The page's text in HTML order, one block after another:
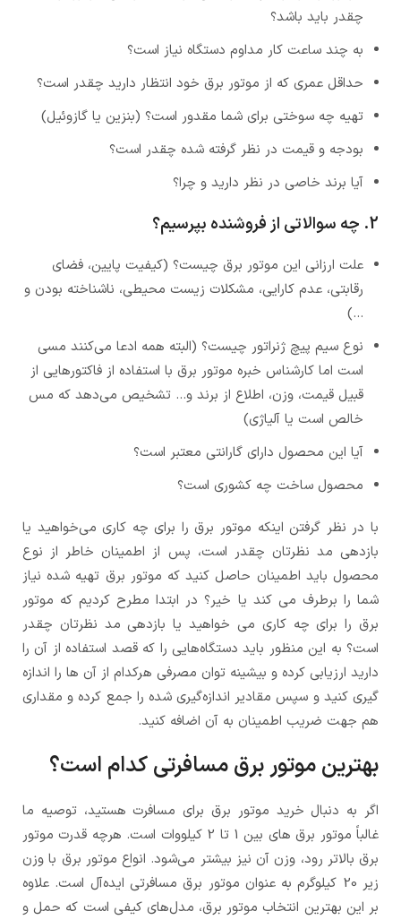
چقدر باید باشد؟
به چند ساعت کار مداوم دستگاه نیاز است؟
حداقل عمری که از موتور برق خود انتظار دارید چقدر است؟
تهیه چه سوختی برای شما مقدور است؟ (بنزین یا گازوئیل)
بودجه و قیمت در نظر گرفته شده چقدر است؟
آیا برند خاصی در نظر دارید و چرا؟
2. چه سوالاتی از فروشنده بپرسیم؟
علت ارزانی این موتور برق چیست؟ (کیفیت پایین، فضای
رقابتی، عدم کارایی، مشکلات زیست محیطی، ناشناخته بودن و
…)
نوع سیم پیچ ژنراتور چیست؟ (البته همه ادعا می‌کنند مسی
است اما کارشناس خبره موتور برق با استفاده از فاکتورهایی از
قبیل قیمت، وزن، اطلاع از برند و… تشخیص می‌دهد که مس
خالص است یا آلیاژی)
آیا این محصول دارای گارانتی معتبر است؟
محصول ساخت چه کشوری است؟
با در نظر گرفتن اینکه موتور برق را برای چه کاری می‌خواهید یا
بازدهی مد نظرتان چقدر است، پس از اطمینان خاطر از نوع
محصول باید اطمینان حاصل کنید که موتور برق تهیه شده نیاز
شما را برطرف می کند یا خیر؟ در ابتدا مطرح کردیم که موتور
برق را برای چه کاری می خواهید یا بازدهی مد نظرتان چقدر
است؟ به این منظور باید دستگاه‌هایی را که قصد استفاده از آن را
دارید ارزیابی کرده و بیشینه توان مصرفی هرکدام از آن ها را اندازه
گیری کنید و سپس مقادیر اندازه‌گیری شده را جمع کرده و مقداری
هم جهت ضریب اطمینان به آن اضافه کنید.
بهترین موتور برق مسافرتی کدام است؟
اگر به دنبال خرید موتور برق برای مسافرت هستید، توصیه ما
غالباً موتور برق های بین 1 تا 2 کیلووات است. هرچه قدرت موتور
برق بالاتر رود، وزن آن نیز بیشتر می‌شود. انواع موتور برق با وزن
زیر 20 کیلوگرم به عنوان موتور برق مسافرتی ایده‌آل است. علاوه
بر این بهترین انتخاب موتور برق، مدل‌های کیفی است که حمل و